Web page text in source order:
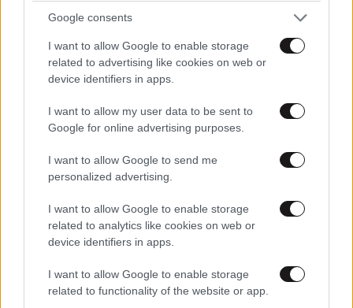
Google consents
I want to allow Google to enable storage
related to advertising like cookies on web or
device identifiers in apps.
I want to allow my user data to be sent to
Google for online advertising purposes.
I want to allow Google to send me
personalized advertising.
I want to allow Google to enable storage
related to analytics like cookies on web or
device identifiers in apps.
I want to allow Google to enable storage
related to functionality of the website or app.